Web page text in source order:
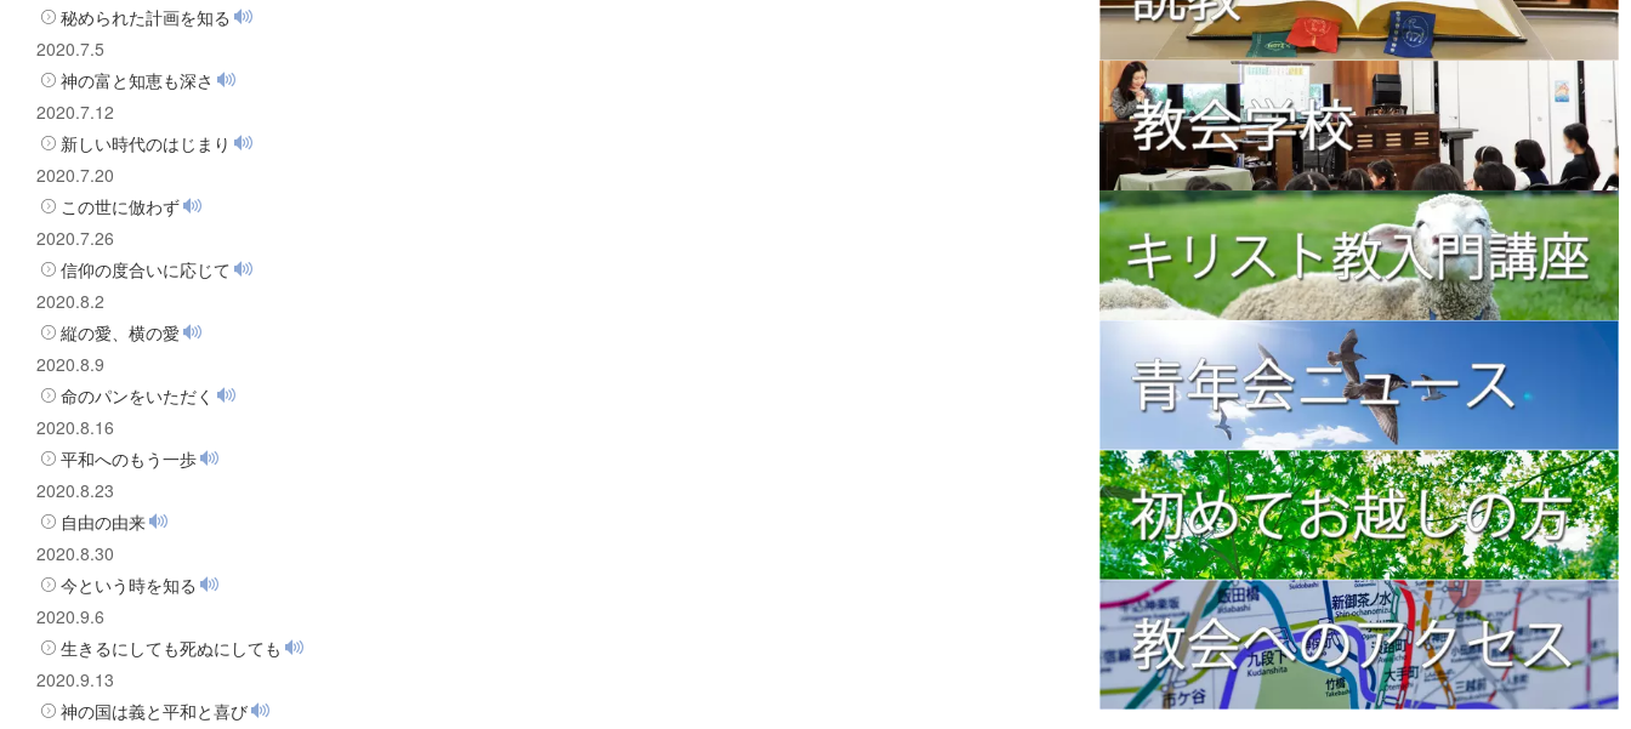
秘められた計画を知る
2020.7.5
神の富と知恵も深さ
2020.7.12
新しい時代のはじまり
2020.7.20
この世に倣わず
2020.7.26
信仰の度合いに応じて
2020.8.2
縦の愛、横の愛
2020.8.9
命のパンをいただく
2020.8.16
平和へのもう一歩
2020.8.23
自由の由来
2020.8.30
今という時を知る
2020.9.6
生きるにしても死ぬにしても
2020.9.13
神の国は義と平和と喜び